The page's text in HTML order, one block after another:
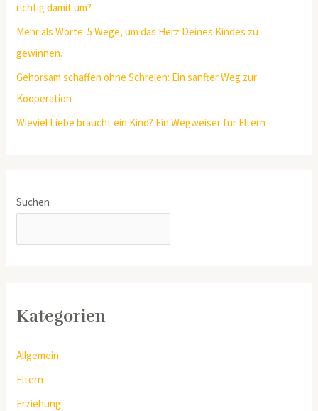
richtig damit um?
Mehr als Worte: 5 Wege, um das Herz Deines Kindes zu
gewinnen.
Gehorsam schaffen ohne Schreien: Ein sanfter Weg zur
Kooperation
Wieviel Liebe braucht ein Kind? Ein Wegweiser für Eltern
Suchen
Kategorien
Allgemein
Eltern
Erziehung